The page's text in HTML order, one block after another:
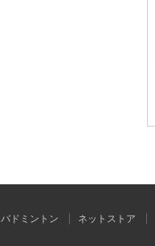
バドミントン ネットストア